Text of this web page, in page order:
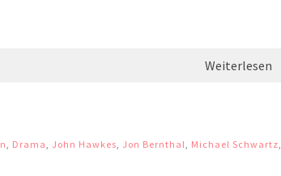
Weiterlesen
, Drama, John Hawkes, Jon Bernthal, Michael Schwartz,